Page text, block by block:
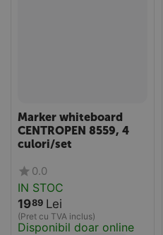
Marker whiteboard
CENTROPEN 8559, 4
culori/set
0.0
IN STOC
1989 Lei
(Pret cu TVA inclus)
Disponibil doar online